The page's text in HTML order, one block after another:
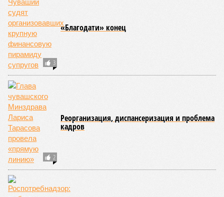
3
«Благодати» конец
2
Реорганизация, диспансеризация и проблема
кадров